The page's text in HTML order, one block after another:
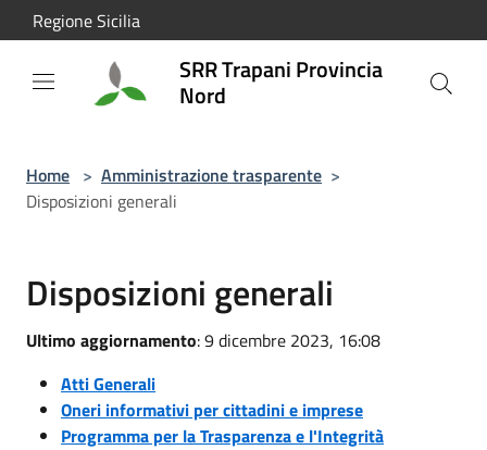
Salta al contenuto principale
Regione Sicilia
SRR Trapani Provincia
Nord
Home > Amministrazione trasparente >
Disposizioni generali
Disposizioni generali
Ultimo aggiornamento: 9 dicembre 2023, 16:08
Atti Generali
Oneri informativi per cittadini e imprese
Programma per la Trasparenza e l'Integrità